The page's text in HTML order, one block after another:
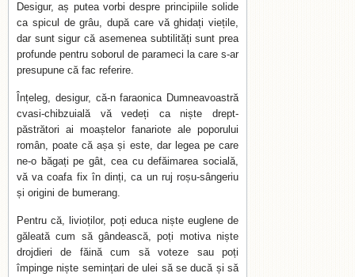
Desigur, aș putea vorbi despre principiile solide
ca spicul de grâu, după care vă ghidați viețile,
dar sunt sigur că asemenea subtilități sunt prea
profunde pentru soborul de parameci la care s-ar
presupune că fac referire.
Înțeleg, desigur, că-n faraonica Dumneavoastră
cvasi-chibzuială vă vedeți ca niște drept-
păstrători ai moaștelor fanariote ale poporului
român, poate că așa și este, dar legea pe care
ne-o băgați pe gât, cea cu defăimarea socială,
vă va coafa fix în dinți, ca un ruj roșu-sângeriu
și origini de bumerang.
Pentru că, livioților, poți educa niște euglene de
găleată cum să gândească, poți motiva niște
drojdieri de făină cum să voteze sau poți
împinge niște semințari de ulei să se ducă și să